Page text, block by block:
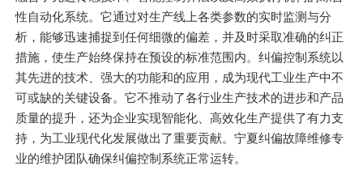
性自动化系统。它通过对生产线上各类参数的实时监测与分
析，能够迅速捕捉到任何细微的偏差，并及时采取准确的纠正
措施，使生产始终保持在预设的标准范围内。纠偏控制系统以
其先进的技术、强大的功能和的应用，成为现代工业生产中不
可或缺的关键设备。它不推动了各行业生产技术的进步和产品
质量的提升，还为企业实现智能化、高效化生产提供了有力支
持，为工业现代化发展做出了重要贡献。宁夏纠偏故障维修专
业的维护团队确保纠偏控制系统正常运转。